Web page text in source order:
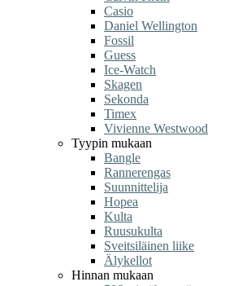
Casio
Daniel Wellington
Fossil
Guess
Ice-Watch
Skagen
Sekonda
Timex
Vivienne Westwood
Tyypin mukaan
Bangle
Rannerengas
Suunnittelija
Hopea
Kulta
Ruusukulta
Sveitsiläinen liike
Älykellot
Hinnan mukaan